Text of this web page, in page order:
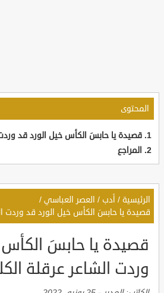
المحتوى
قصيدة يا حابسَ الكأس خيل الورد قد
المراجع
الرئيسية / أدب / العصر العباسي /
قصيدة يا حابسَ الكأس خيل الورد قد وردت
قصيدة يا حابسَ الكأس
وردت الشاعر عرقلة